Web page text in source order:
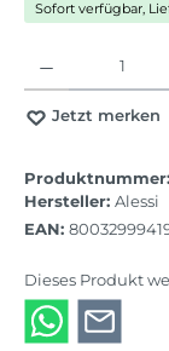
Sofort verfügbar,
Jetzt merken
Produktnummer:
Hersteller: Alessi
EAN:
Dieses Produkt